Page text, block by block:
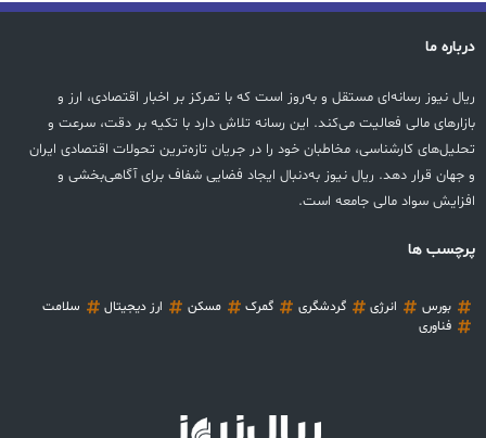
درباره ما
ریال نیوز رسانه‌ای مستقل و به‌روز است که با تمرکز بر اخبار اقتصادی، ارز و
بازارهای مالی فعالیت می‌کند. این رسانه تلاش دارد با تکیه بر دقت، سرعت و
تحلیل‌های کارشناسی، مخاطبان خود را در جریان تازه‌ترین تحولات اقتصادی ایران
و جهان قرار دهد. ریال نیوز به‌دنبال ایجاد فضایی شفاف برای آگاهی‌بخشی و
افزایش سواد مالی جامعه است.
پرچسب ها
بورس انرژی گردشگری گمرک مسکن ارز دیجیتال
سلامت
فناوری